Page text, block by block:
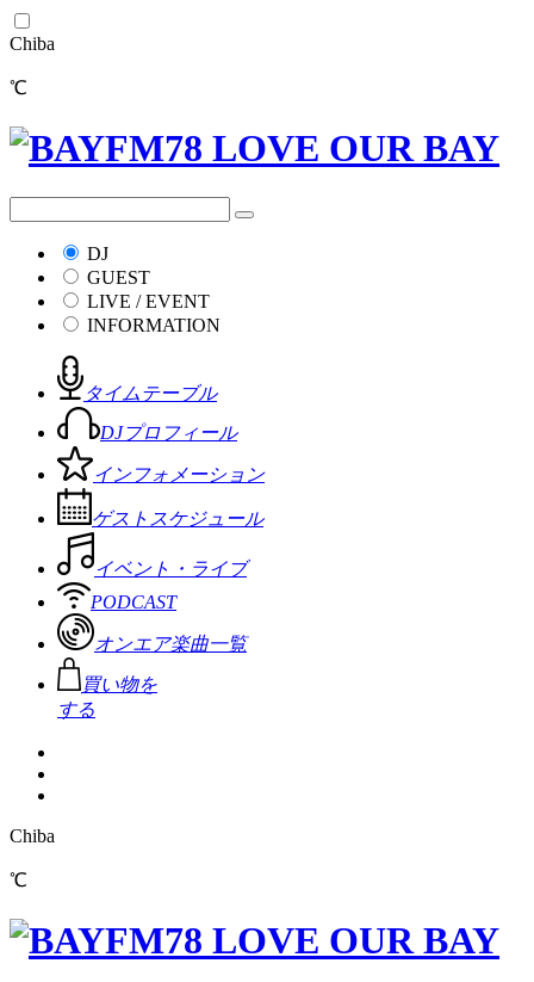
Chiba
℃
DJ
GUEST
LIVE / EVENT
INFORMATION
タイムテーブル
DJプロフィール
インフォメーション
ゲストスケジュール
イベント・ライブ
PODCAST
オンエア楽曲一覧
買い物を
する
Chiba
℃